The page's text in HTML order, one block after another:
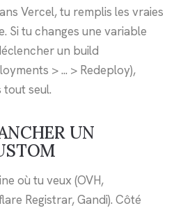
Vercel, tu remplis les vraies
Si tu changes une variable
un build
> ... > Redeploy),
seul.
UN
où tu veux (OVH,
Registrar, Gandi). Côté